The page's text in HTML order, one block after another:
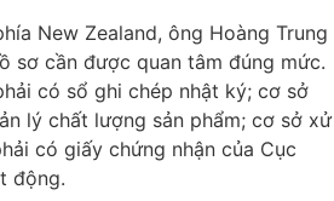
New Zealand, ông Hoàng Trung
sơ cần được quan tâm đúng mức.
có sổ ghi chép nhật ký; cơ sở
lý chất lượng sản phẩm; cơ sở xử
có giấy chứng nhận của Cục
động.